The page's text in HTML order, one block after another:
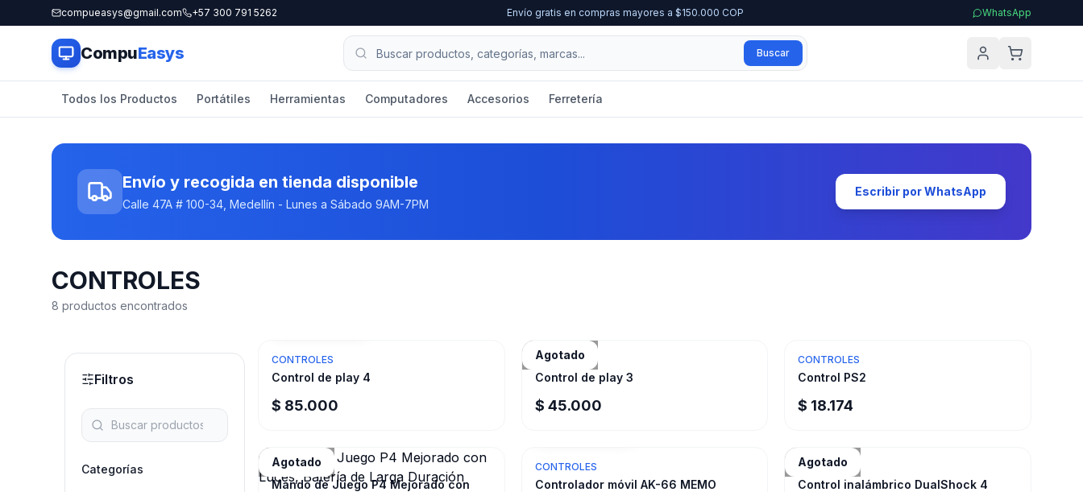
compueasys@gmail.com +57 300 791 5262 Envío gratis en compras mayores a $150.000 COP WhatsApp
CompuEasys Buscar
Todos los Productos Portátiles Herramientas Computadores Accesorios Ferretería
Envío y recogida en tienda disponible
Calle 47A # 100-34, Medellín - Lunes a Sábado 9AM-7PM
Escribir por WhatsApp
CONTROLES
8 productos encontrados
Filtros
Categorías
CONTROLES
Control de play 4
$ 85.000
Agotado
CONTROLES
Control de play 3
$ 45.000
CONTROLES
Control PS2
$ 18.174
Agotado
CONTROLES
Mando de Juego P4 Mejorado con
CONTROLES
Controlador móvil AK-66 MEMO
Agotado
CONTROLES
Control inalámbrico DualShock 4